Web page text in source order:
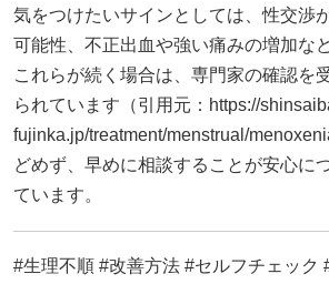
気をつけたいサインとしては、性交渉
可能性、不正出血や強い痛みの増加な
これらが続く場合は、専門家の確認を
られています（引用元： https://
fujinka.jp/treatment/menstrual/
どめず、早めに相談することが安心に
ています。
#生理不順 #改善方法 #セルフチェック